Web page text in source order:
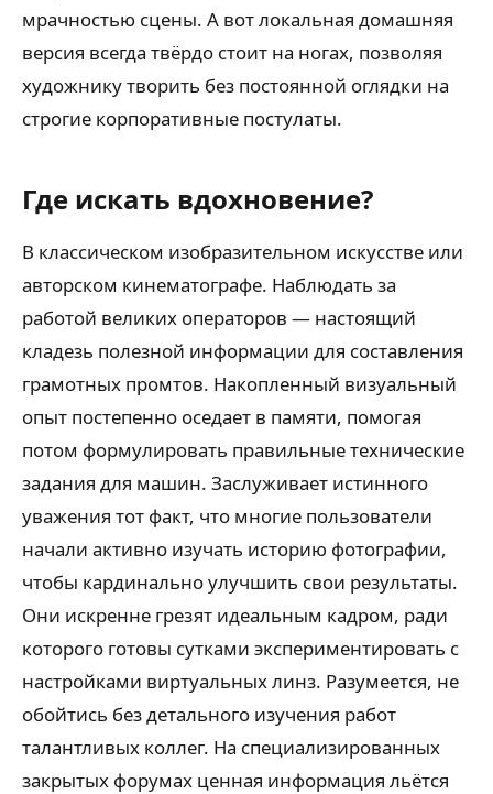
мрачностью сцены. А вот локальная домашняя
версия всегда твёрдо стоит на ногах, позволяя
художнику творить без постоянной оглядки на
строгие корпоративные постулаты.
Где искать вдохновение?
В классическом изобразительном искусстве или
авторском кинематографе. Наблюдать за
работой великих операторов — настоящий
кладезь полезной информации для составления
грамотных промтов. Накопленный визуальный
опыт постепенно оседает в памяти, помогая
потом формулировать правильные технические
задания для машин. Заслуживает истинного
уважения тот факт, что многие пользователи
начали активно изучать историю фотографии,
чтобы кардинально улучшить свои результаты.
Они искренне грезят идеальным кадром, ради
которого готовы сутками экспериментировать с
настройками виртуальных линз. Разумеется, не
обойтись без детального изучения работ
талантливых коллег. На специализированных
закрытых форумах ценная информация льётся